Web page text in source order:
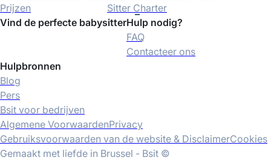
Prijzen
Sitter Charter
Vind de perfecte babysitterHulp nodig?
FAQ
Contacteer ons
Hulpbronnen
Blog
Pers
Bsit voor bedrijven
Gemaakt met liefde in Brussel - Bsit ©
Algemene VoorwaardenPrivacy
Gebruiksvoorwaarden van de website & DisclaimerCookies